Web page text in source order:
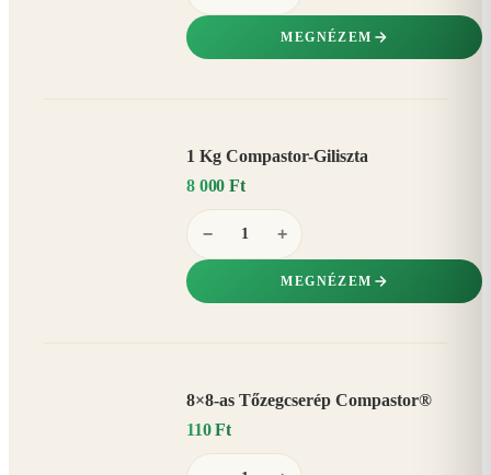
MEGNÉZEM
1 Kg Compastor-Giliszta
8 000 Ft
− +
MEGNÉZEM
8×8-as Tőzegcserép Compastor®
110 Ft